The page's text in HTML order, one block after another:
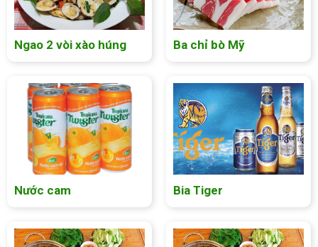
Ngao 2 vòi xào húng Ba chỉ bò Mỹ
Nước cam Bia Tiger